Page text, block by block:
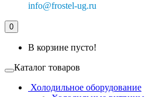
info@frostel-ug.ru
0
В корзине пусто!
Каталог товаров
Холодильное оборудование